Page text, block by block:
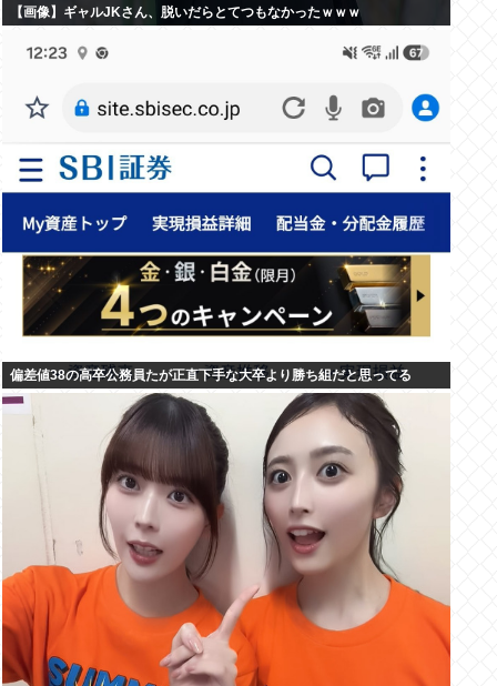
【画像】ギャルJKさん、脱いだらとてつもなかったｗｗｗ
偏差値38の高卒公務員たが正直下手な大卒より勝ち組だと思ってる